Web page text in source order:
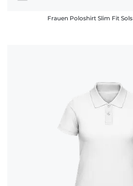
Frauen Poloshirt Slim Fit Sols